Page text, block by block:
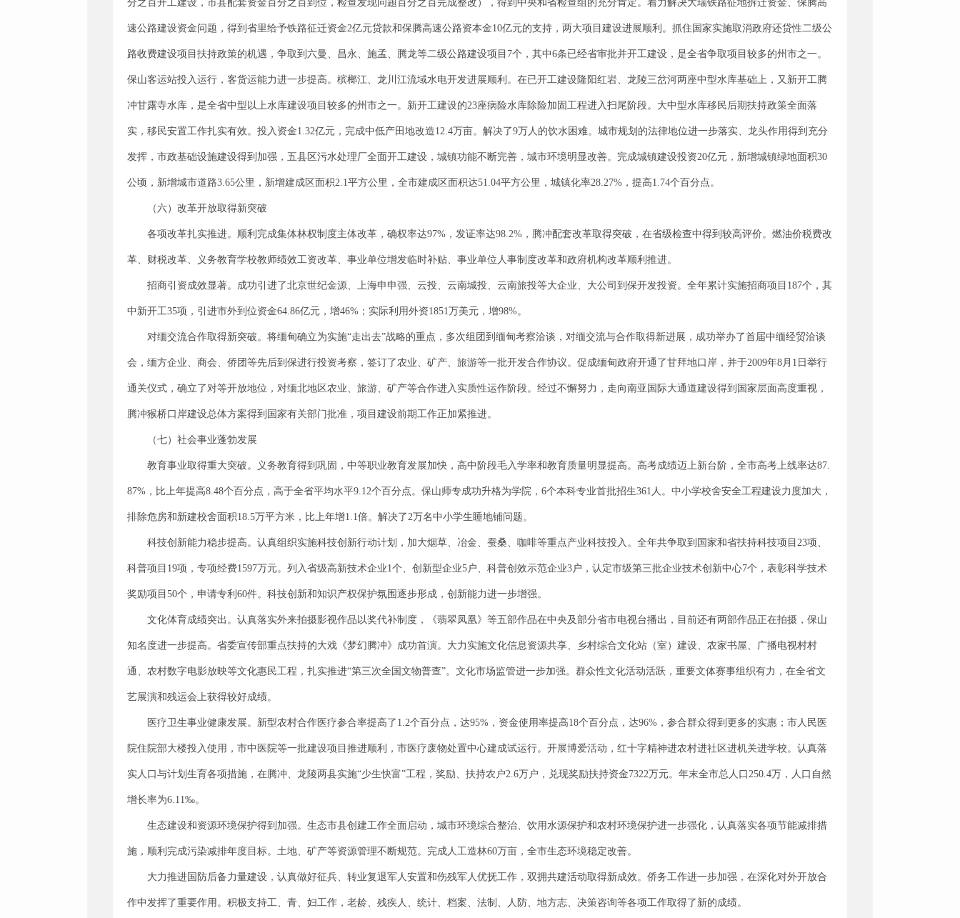
分之百开工建设，市县配套资金百分之百到位，检查发现问题百分之百完成整改），得到中央和省检查组的充分肯定。着力解决大瑞铁路征地拆迁资金、保腾高
速公路建设资金问题，得到省里给予铁路征迁资金2亿元贷款和保腾高速公路资本金10亿元的支持，两大项目建设进展顺利。抓住国家实施取消政府还贷性二级公
路收费建设项目扶持政策的机遇，争取到六曼、昌永、施孟、腾龙等二级公路建设项目7个，其中6条已经省审批并开工建设，是全省争取项目较多的州市之一。
保山客运站投入运行，客货运能力进一步提高。槟榔江、龙川江流域水电开发进展顺利。在已开工建设隆阳红岩、龙陵三岔河两座中型水库基础上，又新开工腾
冲甘露寺水库，是全省中型以上水库建设项目较多的州市之一。新开工建设的23座病险水库除险加固工程进入扫尾阶段。大中型水库移民后期扶持政策全面落
实，移民安置工作扎实有效。投入资金1.32亿元，完成中低产田地改造12.4万亩。解决了9万人的饮水困难。城市规划的法律地位进一步落实、龙头作用得到充分
发挥，市政基础设施建设得到加强，五县区污水处理厂全面开工建设，城镇功能不断完善，城市环境明显改善。完成城镇建设投资20亿元，新增城镇绿地面积30
公顷，新增城市道路3.65公里，新增建成区面积2.1平方公里，全市建成区面积达51.04平方公里，城镇化率28.27%，提高1.74个百分点。
（六）改革开放取得新突破
各项改革扎实推进。顺利完成集体林权制度主体改革，确权率达97%，发证率达98.2%，腾冲配套改革取得突破，在省级检查中得到较高评价。燃油价税费改
革、财税改革、义务教育学校教师绩效工资改革、事业单位增发临时补贴、事业单位人事制度改革和政府机构改革顺利推进。
招商引资成效显著。成功引进了北京世纪金源、上海申申强、云投、云南城投、云南旅投等大企业、大公司到保开发投资。全年累计实施招商项目187个，其
中新开工35项，引进市外到位资金64.86亿元，增46%；实际利用外资1851万美元，增98%。
对缅交流合作取得新突破。将缅甸确立为实施“走出去”战略的重点，多次组团到缅甸考察洽谈，对缅交流与合作取得新进展，成功举办了首届中缅经贸洽谈
会，缅方企业、商会、侨团等先后到保进行投资考察，签订了农业、矿产、旅游等一批开发合作协议。促成缅甸政府开通了甘拜地口岸，并于2009年8月1日举行
通关仪式，确立了对等开放地位，对缅北地区农业、旅游、矿产等合作进入实质性运作阶段。经过不懈努力，走向南亚国际大通道建设得到国家层面高度重视，
腾冲猴桥口岸建设总体方案得到国家有关部门批准，项目建设前期工作正加紧推进。
（七）社会事业蓬勃发展
教育事业取得重大突破。义务教育得到巩固，中等职业教育发展加快，高中阶段毛入学率和教育质量明显提高。高考成绩迈上新台阶，全市高考上线率达87.
87%，比上年提高8.48个百分点，高于全省平均水平9.12个百分点。保山师专成功升格为学院，6个本科专业首批招生361人。中小学校舍安全工程建设力度加大，
排除危房和新建校舍面积18.5万平方米，比上年增1.1倍。解决了2万名中小学生睡地铺问题。
科技创新能力稳步提高。认真组织实施科技创新行动计划，加大烟草、冶金、蚕桑、咖啡等重点产业科技投入。全年共争取到国家和省扶持科技项目23项、
科普项目19项，专项经费1597万元。列入省级高新技术企业1个、创新型企业5户、科普创效示范企业3户，认定市级第三批企业技术创新中心7个，表彰科学技术
奖励项目50个，申请专利60件。科技创新和知识产权保护氛围逐步形成，创新能力进一步增强。
文化体育成绩突出。认真落实外来拍摄影视作品以奖代补制度，《翡翠凤凰》等五部作品在中央及部分省市电视台播出，目前还有两部作品正在拍摄，保山
知名度进一步提高。省委宣传部重点扶持的大戏《梦幻腾冲》成功首演。大力实施文化信息资源共享、乡村综合文化站（室）建设、农家书屋、广播电视村村
通、农村数字电影放映等文化惠民工程，扎实推进“第三次全国文物普查”。文化市场监管进一步加强。群众性文化活动活跃，重要文体赛事组织有力，在全省文
艺展演和残运会上获得较好成绩。
医疗卫生事业健康发展。新型农村合作医疗参合率提高了1.2个百分点，达95%，资金使用率提高18个百分点，达96%，参合群众得到更多的实惠；市人民医
院住院部大楼投入使用，市中医院等一批建设项目推进顺利，市医疗废物处置中心建成试运行。开展博爱活动，红十字精神进农村进社区进机关进学校。认真落
实人口与计划生育各项措施，在腾冲、龙陵两县实施“少生快富”工程，奖励、扶持农户2.6万户，兑现奖励扶持资金7322万元。年末全市总人口250.4万，人口自然
增长率为6.11‰。
生态建设和资源环境保护得到加强。生态市县创建工作全面启动，城市环境综合整治、饮用水源保护和农村环境保护进一步强化，认真落实各项节能减排措
施，顺利完成污染减排年度目标。土地、矿产等资源管理不断规范。完成人工造林60万亩，全市生态环境稳定改善。
大力推进国防后备力量建设，认真做好征兵、转业复退军人安置和伤残军人优抚工作，双拥共建活动取得新成效。侨务工作进一步加强，在深化对外开放合
作中发挥了重要作用。积极支持工、青、妇工作，老龄、残疾人、统计、档案、法制、人防、地方志、决策咨询等各项工作取得了新的成绩。